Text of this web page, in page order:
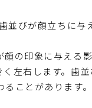
並びが顔立ちに与
の印象に与える
左右します。歯
ことがあります